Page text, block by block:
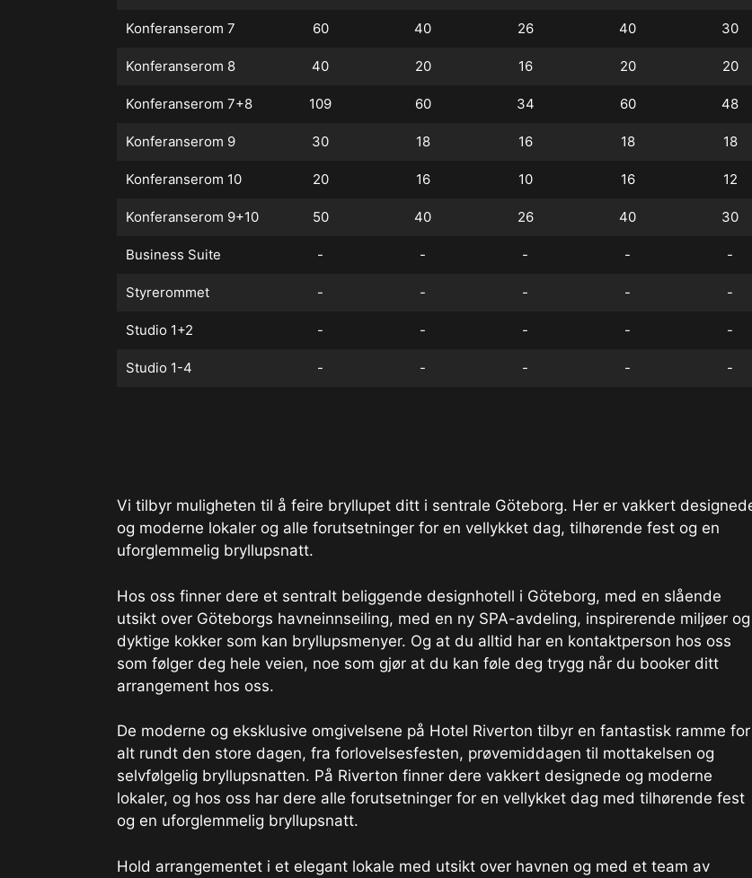
Konferanserom 7 60 40 26 40 30
Konferanserom 8 40 20 16 20 20
Konferanserom 7+8 109 60 34 60 48
Konferanserom 9 30 18 16 18 18
Konferanserom 10 20 16 10 16 12
Konferanserom 9+10 50 40 26 40 30
Business Suite - - - - -
Styrerommet - - - - -
Studio 1+2 - - - - -
Studio 1-4 - - - - -
Vi tilbyr muligheten til å feire bryllupet ditt i sentrale Göteborg. Her er vakkert
og moderne lokaler og alle forutsetninger for en vellykket dag, tilhørende fest og en
uforglemmelig bryllupsnatt.
Hos oss finner dere et sentralt beliggende designhotell i Göteborg, med en slående
utsikt over Göteborgs havneinnseiling, med en ny SPA-avdeling, inspirerende miljøer og
dyktige kokker som kan bryllupsmenyer. Og at du alltid har en kontaktperson hos oss
som følger deg hele veien, noe som gjør at du kan føle deg trygg når du booker ditt
arrangement hos oss.
De moderne og eksklusive omgivelsene på Hotel Riverton tilbyr en fantastisk ramme for
alt rundt den store dagen, fra forlovelsesfesten, prøvemiddagen til mottakelsen og
selvfølgelig bryllupsnatten. På Riverton finner dere vakkert designede og moderne
lokaler, og hos oss har dere alle forutsetninger for en vellykket dag med tilhørende fest
og en uforglemmelig bryllupsnatt.
Hold arrangementet i et elegant lokale med utsikt over havnen og med et team av